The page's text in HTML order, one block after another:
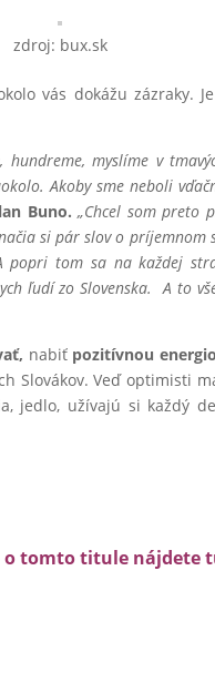
zdroj: bux.sk
vás dokážu zázraky.
hundreme, myslíme v
Akoby sme neboli
Buno. „Chcel som preto
si pár slov o
popri tom sa na každej
ľudí zo Slovenska. A to
nabiť pozitívnou
Slovákov. Veď optimisti
jedlo, užívajú si každý
o tomto titule nájdete